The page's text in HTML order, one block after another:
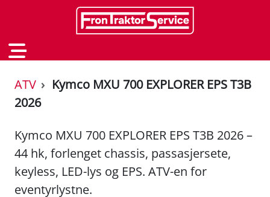
ATV
Kymco MXU 700 EXPLORER EPS T3B
2026
Kymco MXU 700 EXPLORER EPS T3B 2026 –
44 hk, forlenget chassis, passasjersete,
keyless, LED-lys og EPS. ATV-en for
eventyrlystne.